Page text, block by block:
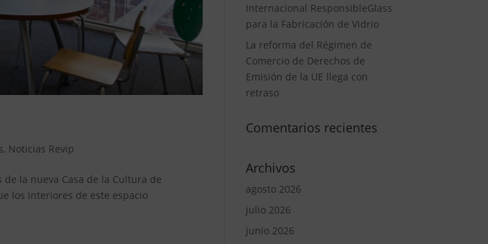
, Noticias Revip
la nueva Casa de la Cultura de
los interiores de este espacio
Internacional ResponsibleGlass
para la Fabricación de Vidrio
La reforma del Régimen de
Comercio de Derechos de
Emisión de la UE llega con
retraso
Comentarios recientes
Archivos
agosto 2026
julio 2026
junio 2026